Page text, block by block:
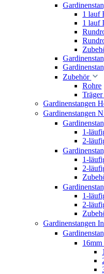
1 lauf
1 lauf
Zubehör
Rohre
Gardinenstangen
Gardinenstangen
1-
2-
1-
2-
1-
2-
Gardinenstangen
16mm